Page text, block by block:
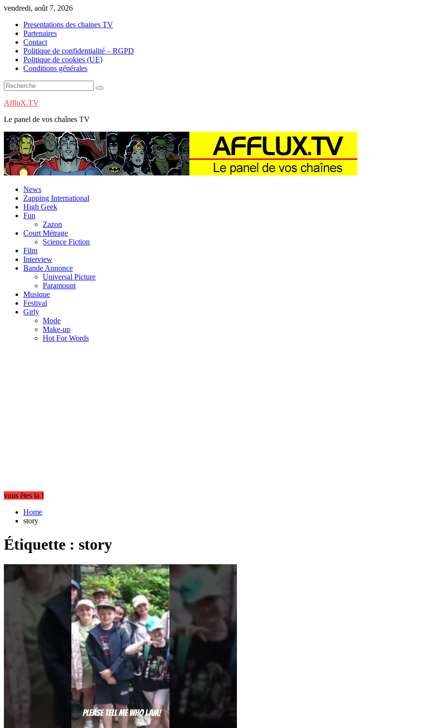
Skip
content
vendredi, août 7, 2026
Presentations des chaines TV
Partenaires
Contact
Politique de confidentialité – RGPD
Politique de cookies (UE)
Conditions générales
AffluX.TV
Le panel de vos chaînes TV
News
Zapping International
High Geek
Fun
Zazon
Court Métrage
Science Fiction
Film
Interview
Bande Annonce
Universal Picture
Paramount
Musique
Festival
Girly
Mode
Make-up
Hot For Words
vous êtes la !
Home
story
Étiquette : story